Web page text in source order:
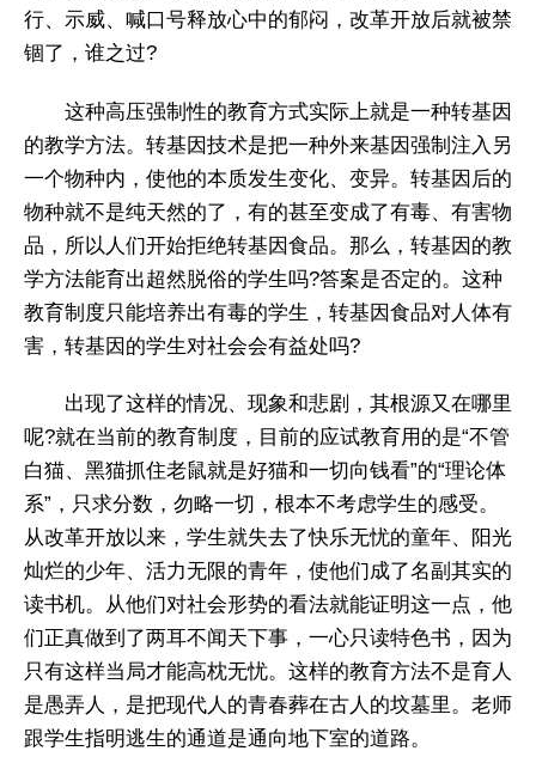
行、示威、喊口号释放心中的郁闷，改革开放后就被禁
锢了，谁之过?
这种高压强制性的教育方式实际上就是一种转基因
的教学方法。转基因技术是把一种外来基因强制注入另
一个物种内，使他的本质发生变化、变异。转基因后的
物种就不是纯天然的了，有的甚至变成了有毒、有害物
品，所以人们开始拒绝转基因食品。那么，转基因的教
学方法能育出超然脱俗的学生吗?答案是否定的。这种
教育制度只能培养出有毒的学生，转基因食品对人体有
害，转基因的学生对社会会有益处吗?
出现了这样的情况、现象和悲剧，其根源又在哪里
呢?就在当前的教育制度，目前的应试教育用的是“不管
白猫、黑猫抓住老鼠就是好猫和一切向钱看”的“理论体
系”，只求分数，勿略一切，根本不考虑学生的感受。
从改革开放以来，学生就失去了快乐无忧的童年、阳光
灿烂的少年、活力无限的青年，使他们成了名副其实的
读书机。从他们对社会形势的看法就能证明这一点，他
们正真做到了两耳不闻天下事，一心只读特色书，因为
只有这样当局才能高枕无忧。这样的教育方法不是育人
是愚弄人，是把现代人的青春葬在古人的坟墓里。老师
跟学生指明逃生的通道是通向地下室的道路。